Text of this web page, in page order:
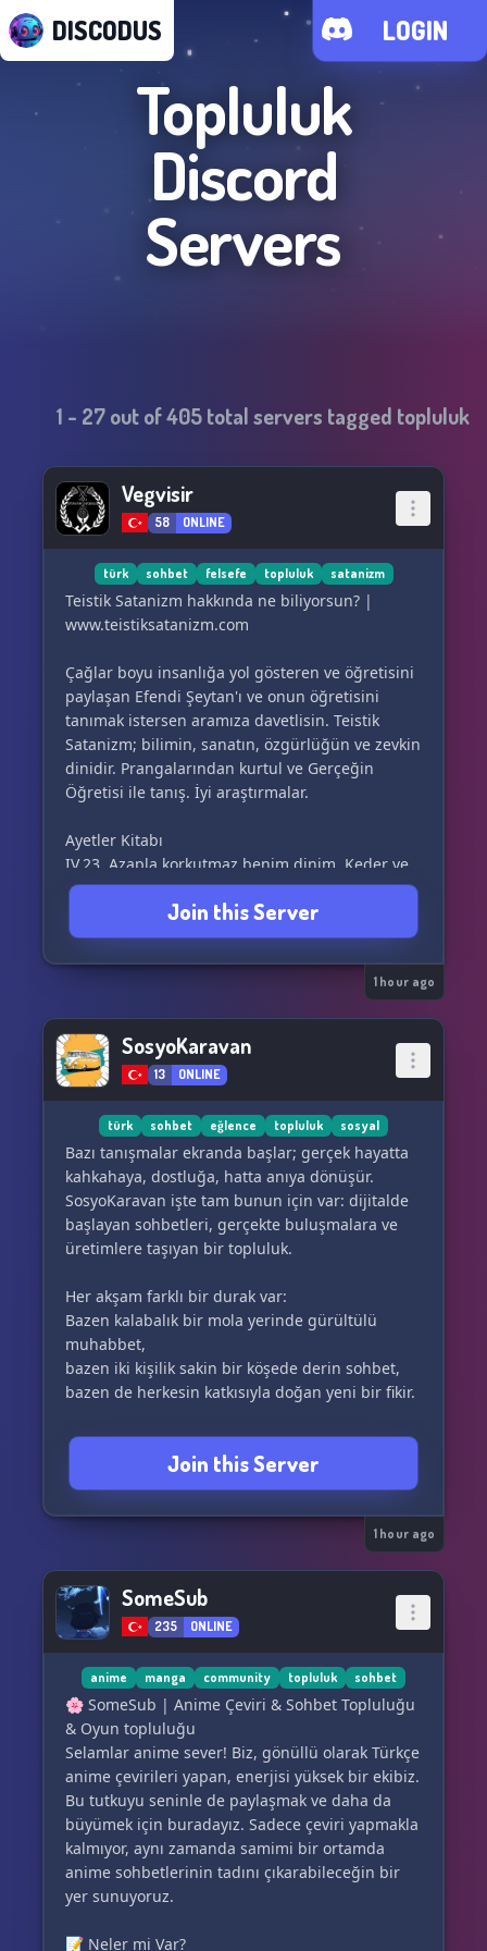
DISCODUS LOGIN
Topluluk
Discord
Servers
1 - 27out of405total servers tagged topluluk
Vegvisir
58 ONLINE
türk sohbet felsefe topluluk satanizm
Teistik Satanizm hakkında ne biliyorsun? |
www.teistiksatanizm.com
Çağlar boyu insanlığa yol gösteren ve öğretisini
paylaşan Efendi Şeytan'ı ve onun öğretisini
tanımak istersen aramıza davetlisin. Teistik
Satanizm; bilimin, sanatın, özgürlüğün ve zevkin
dinidir. Prangalarından kurtul ve Gerçeğin
Öğretisi ile tanış. İyi araştırmalar.
Ayetler Kitabı
IV.23. Azapla korkutmaz benim dinim. Keder ve
acı değildir, benim dinim ve tapınımım. Kör
inançların dini değildir benim dinim ve
korkunun dini değildir. Benim dinim, aşktır ve
sevgidir ve tenin zevkidir ve şehvettir
çılgıncasına. Ve anlayıştır ve özgürlüktür benim
IV.25. Benim dinim akılcılıktır. Sorgulamaktır
benim dinim. Felsefedir ve matematiktir. Her
uyum, her oran ve orantıdır. Aklın çalışmasıdır
benim dinim ve başlıca emrim. Ben mezarların
ve türbelerin ve evliyaların ve ölümden
sonrasının olmayan cennetlerinin ve
cehennemlerinin tanrısı değilim. Ki, olmayı da
hiç bir zaman istemedim aslında. Ben aklın ve
zevkin ve bilimin ve özgürlüğün ve isyanın
I.3. Lucifer dediler bana, kötülüğü anlatmak için.
Halbuki, ışık ve güzelliği anlatırdı Lucifer. Ben
kötüyüm bu düzen için; ama değilim asla
kötülük.
Sunucu, Teistik (Geleneksel) Satanizm öğretisi
üzerinedir. Satanizm hakkında doğru bilgi almak
istiyorsan seni de aramızda görmek isteriz.
Join this Server
1 hour ago
SosyoKaravan
13 ONLINE
türk sohbet eğlence topluluk sosyal
Bazı tanışmalar ekranda başlar; gerçek hayatta
kahkahaya, dostluğa, hatta anıya dönüşür.
SosyoKaravan işte tam bunun için var: dijitalde
başlayan sohbetleri, gerçekte buluşmalara ve
üretimlere taşıyan bir topluluk.
Her akşam farklı bir durak var:
Bazen kalabalık bir mola yerinde gürültülü
muhabbet,
bazen iki kişilik sakin bir köşede derin sohbet,
bazen de herkesin katkısıyla doğan yeni bir fikir.
Burada sadece konuşmazsın; üretirsin.
Bir cümlelik fikrin podcast’e, videoya ya da
etkinlik planına dönüşebilir.
Bugün tanıştığın biriyle yarın aynı masada
gelebilirsin.
SosyoKaravan, ekrandan başlayıp gerçeğe
uzanan bir yolculuktur.
Eğer sen de rutinden sıkıldıysan ve yeni yol
arkadaşlıkları arıyorsan, koltuğun hazır.
Join this Server
1 hour ago
SomeSub
235 ONLINE
anime manga community topluluk sohbet
🌸 SomeSub | Anime Çeviri & Sohbet Topluluğu
& Oyun topluluğu
Selamlar anime sever! Biz, gönüllü olarak Türkçe
anime çevirileri yapan, enerjisi yüksek bir ekibiz.
Bu tutkuyu seninle de paylaşmak ve daha da
büyümek için buradayız. Sadece çeviri yapmakla
kalmıyor, aynı zamanda samimi bir ortamda
anime sohbetlerinin tadını çıkarabileceğin bir
yer sunuyoruz.
📝 Neler mi Var?